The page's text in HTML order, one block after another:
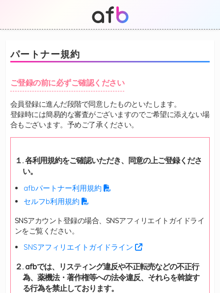
パートナー規約
ご登録の前に必ずご確認ください
会員登録に進んだ段階で同意したものといたします。
登録時には簡易的な審査がございますのでご希望に添えない場
合もございます。予めご了承ください。
１. 各利用規約をご確認いただき、同意の上ご登録くださ
い。
afbパートナー利用規約
セルフb利用規約
SNSアカウント登録の場合、SNSアフィリエイトガイドライ
ンをご覧ください。
SNSアフィリエイトガイドライン
２. afbでは、リスティング違反や不正転売などの不正行
為、薬機法・著作権等への法令違反、それらを斡旋す
る行為を禁止しております。